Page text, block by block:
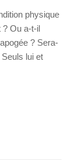
physique
? Ou a-t-il
? Sera-
lui et